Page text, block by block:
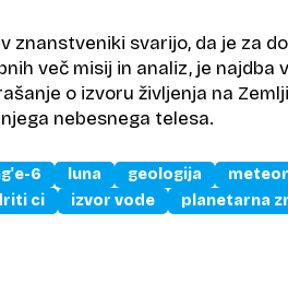
znanstveniki svarijo, da je za
več misij in analiz, je
o izvoru življenja na
nebesnega telesa.
6 luna geologija
ci
izvor vode planetarna